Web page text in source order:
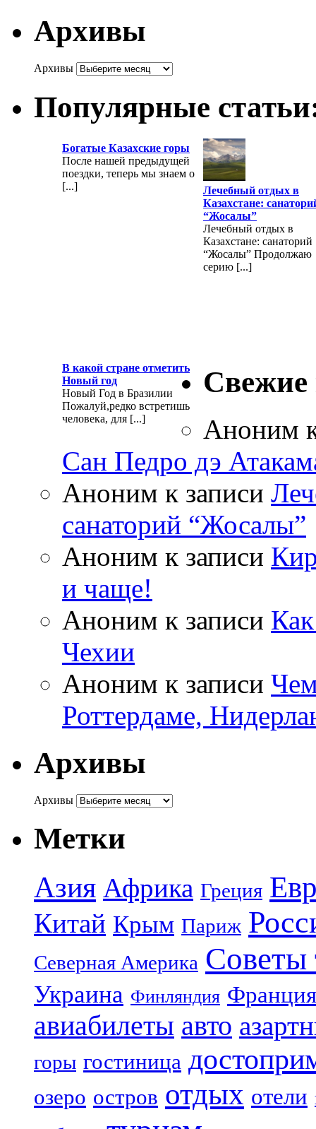
Архивы
Архивы
Популярные
Богатые Казахские горы
После нашей предыдущей
поездки, теперь мы знаем о
[...]
Лечебный отдых в
Казахстане:
“Жосалы”
Лечебный отдых в
Казахстане: санаторий
“Жосалы” Продолжаю
серию [...]
В какой стране отметить
Новый год
Новый Год в Бразилии
Пожалуй,редко встретишь
человека, для [...]
Свежие
Аноним
Сан Педро дэ
Аноним к записи
санаторий “Жосалы”
Аноним к записи
и чаще!
Аноним к записи
Чехии
Аноним к записи
Роттердаме,
Архивы
Архивы
Метки
Азия Африка Греция
Китай Крым Париж
Северная Америка Советы
Украина Финляндия Франция
авиабилеты авто
горы гостиница
озеро остров отдых отели